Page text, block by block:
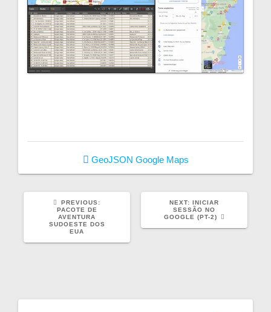
GeoJSON Google Maps
PREVIOUS:
PACOTE DE
AVENTURA
SUDOESTE DOS
EUA
NEXT: NEXT
POST:
INICIAR
SESSÃO NO
GOOGLE (PT-2)